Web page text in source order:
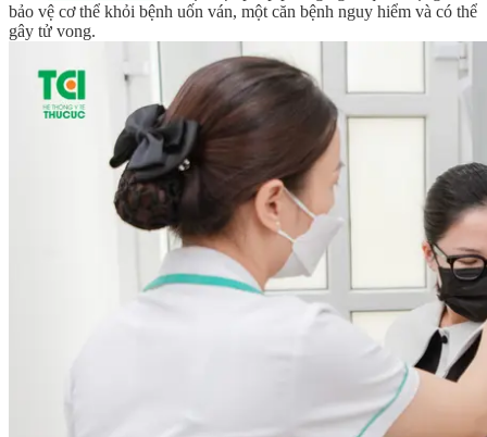
bảo vệ cơ thể khỏi bệnh uốn ván, một căn bệnh nguy hiểm và có thể
gây tử vong.